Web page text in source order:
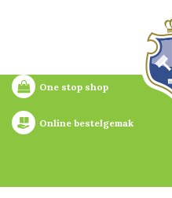
One stop shop
Online bestelgemak